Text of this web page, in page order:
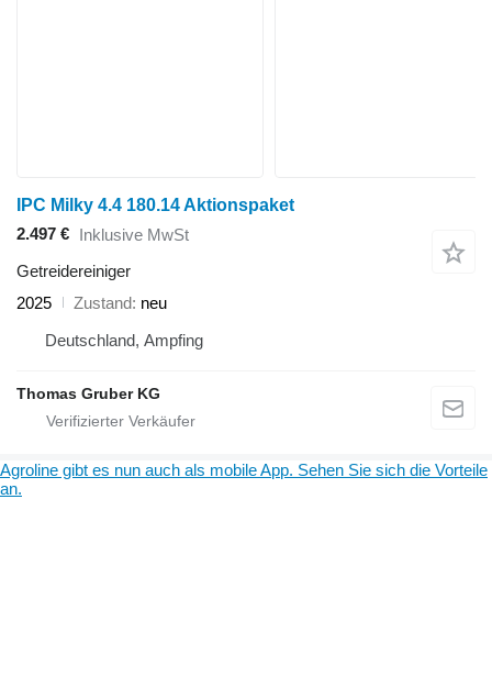
IPC Milky 4.4 180.14 Aktionspaket
2.497 € Inklusive MwSt
Getreidereiniger
2025
Zustand neu
Deutschland, Ampfing
Thomas Gruber KG
Agroline gibt es nun auch als mobile App. Sehen Sie sich die Vorteile
an.